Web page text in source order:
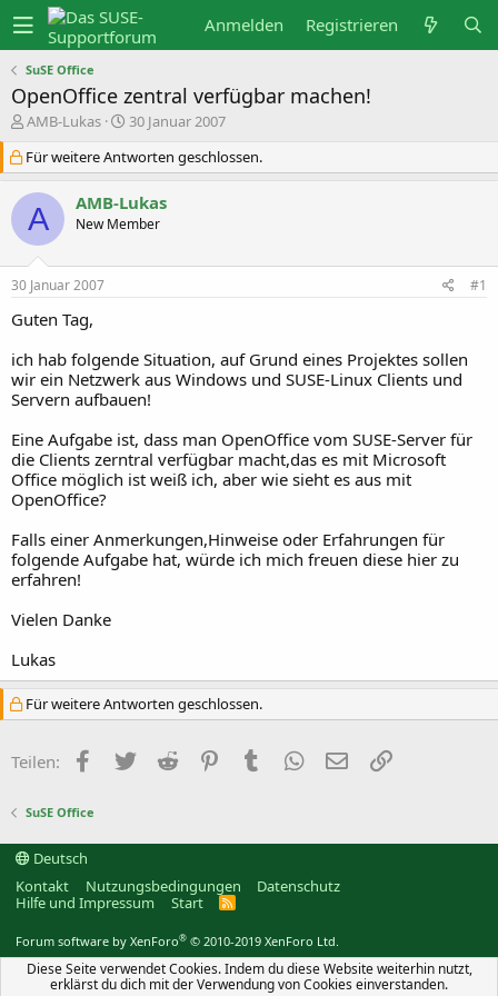
Anmelden Registrieren
SuSE Office
OpenOffice zentral verfügbar machen!
E
s
t
e
AMB-Lukas
E
s
t
l
l
m
30 Januar 2007
Für weitere Antworten geschlossen.
A AMB-Lukas
New Member
30 Januar 2007 #1
Guten Tag,
ich hab folgende Situation, auf Grund eines Projektes sollen
wir ein Netzwerk aus Windows und SUSE-Linux Clients und
Servern aufbauen!
Eine Aufgabe ist, dass man OpenOffice vom SUSE-Server für
die Clients zerntral verfügbar macht,das es mit Microsoft
Office möglich ist weiß ich, aber wie sieht es aus mit
OpenOffice?
Falls einer Anmerkungen,Hinweise oder Erfahrungen für
folgende Aufgabe hat, würde ich mich freuen diese hier zu
erfahren!
Vielen Danke
Lukas
Für weitere Antworten geschlossen.
Teilen: Facebook
TwitterReddit PinterestTumblr WhatsApp
E-MailLink
SuSE Office
Deutsch
Kontakt
Nutzungsbedingungen
Datenschutz
Hilfe und Impressum
Start
R
Forum software by XenForo® © 2010-2019 XenForo Ltd.
Diese Seite verwendet Cookies. Indem du diese Website weiterhin nutzt,
erklärst du dich mit der Verwendung von Cookies einverstanden.